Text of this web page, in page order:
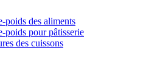
poids des aliments
poids pour pâtisserie
des cuissons